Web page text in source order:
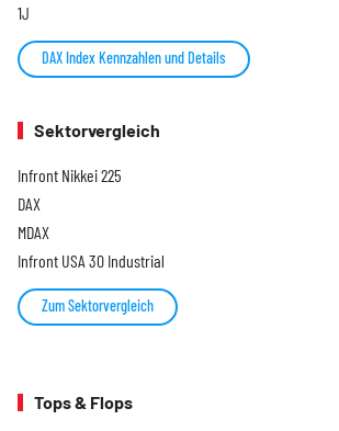
1J
DAX Index Kennzahlen und Details
Sektorvergleich
Infront Nikkei 225
DAX
MDAX
Infront USA 30 Industrial
Zum Sektorvergleich
Tops & Flops